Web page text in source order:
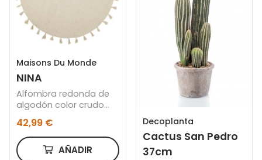
Maisons Du Monde
NINA
Alfombra redonda de
algodón color crudo
con borlas D.100
42,99 €
AÑADIR
Decoplanta
Cactus San Pedro
37cm